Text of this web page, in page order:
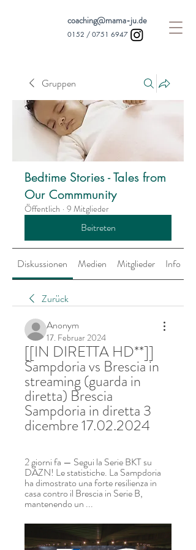
coaching@mama-ju.de
0152 / 0751 6947
Gruppen
Bedtime Stories - Tales from
Our Commmunity
Öffentlich · 9 Mitglieder
Beitreten
Diskussionen Medien Mitglieder Info
Zurück
Anonym
17. Februar 2024
[[IN DIRETTA HD**]]
Sampdoria vs Brescia in
streaming (guarda in
diretta) Brescia
Sampdoria in diretta 3
dicembre 17.02.2024
2 giorni fa — Segui la Serie BKT su
DAZN! Le statistiche. La Sampdoria
ha dimostrato una forte resilienza in
casa contro il Brescia in Serie B,
mantenendo un ...